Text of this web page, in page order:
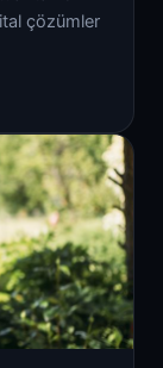
çözümler